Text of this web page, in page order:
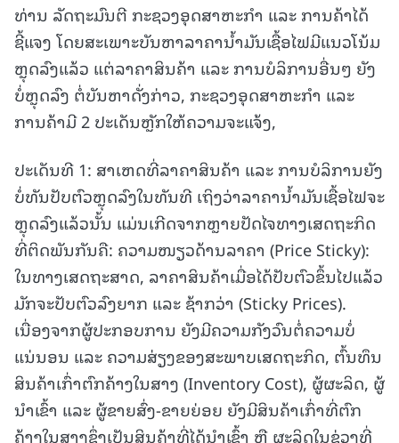
ທ່ານ ລັດຖະມົນຕີ ກະຊວງອຸດສາຫະກຳ ແລະ ການຄ້າໄດ້
ຊີ້ແຈງ ໂດຍສະເພາະບັນຫາລາຄານໍ້າມັນເຊື້ອໄຟມີແນວໂນ້ມ
ຫຼຸດລົງແລ້ວ ແຕ່ລາຄາສິນຄ້າ ແລະ ການບໍລິການອື່ນໆ ຍັງ
ບໍ່ຫຼຸດລົງ ຕໍ່ບັນຫາດັ່ງກ່າວ, ກະຊວງອຸດສາຫະກຳ ແລະ
ການຄ້າມີ 2 ປະເດັນຫຼັກໃຫ້ຄວາມຈະແຈ້ງ,
ປະເດັນທີ 1: ສາເຫດທີ່ລາຄາສິນຄ້າ ແລະ ການບໍລິການຍັງ
ບໍ່ທັນປັບຕົວຫຼຸດລົງໃນທັນທີ ເຖິງວ່າລາຄານໍ້າມັນເຊື້ອໄຟຈະ
ຫຼຸດລົງແລ້ວນັ້ນ ແມ່ນເກີດຈາກຫຼາຍປັດໄຈທາງເສດຖະກິດ
ທີ່ຕິດພັນກັນຄື: ຄວາມໜຽວດ້ານລາຄາ (Price Sticky):
ໃນທາງເສດຖະສາດ, ລາຄາສິນຄ້າເມື່ອໄດ້ປັບຕົວຂຶ້ນໄປແລ້ວ
ມັກຈະປັບຕົວລົງຍາກ ແລະ ຊ້າກວ່າ (Sticky Prices).
ເນື່ອງຈາກຜູ້ປະກອບການ ຍັງມີຄວາມກັງວົນຕໍ່ຄວາມບໍ່
ແນ່ນອນ ແລະ ຄວາມສ່ຽງຂອງສະພາບເສດຖະກິດ, ຕົ້ນທຶນ
ສິນຄ້າເກົ່າຕົກຄ້າງໃນສາງ (Inventory Cost), ຜູ້ຜະລິດ, ຜູ້
ນໍາເຂົ້າ ແລະ ຜູ້ຂາຍສົ່ງ-ຂາຍຍ່ອຍ ຍັງມີສິນຄ້າເກົ່າທີ່ຕົກ
ຄ້າງໃນສາງຊຶ່ງເປັນສິນຄ້າທີ່ໄດ້ນໍາເຂົ້າ ຫຼື ຜະລິດໃນຊ່ວງທີ່